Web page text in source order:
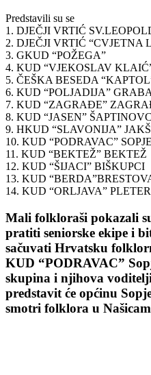
Predstavili su se
1. DJEČJI VRTIĆ
2. DJEČJI VRTIĆ “CVJETNA
3. GKUD “POŽEGA”
4. KUD “VJEKOSLAV
5. ČEŠKA BESEDA
6. KUD “POLJADIJA”
7. KUD “ZAGRAĐE”
8. KUD “JASEN”
9. HKUD “SLAVONIJA”
10. KUD “PODRAVAC” SOPJE
11. KUD “BEKTEŽ” BEKTEŽ
12. KUD “ŠIJACI” BIŠKUPCI
13. KUD
14. KUD “ORLJAVA”
Mali folkloraši pokazali
pratiti seniorske ekipe i
sačuvati Hrvatsku
KUD “PODRAVAC”
skupina i njihova
predstavit će općinu
smotri folklora u